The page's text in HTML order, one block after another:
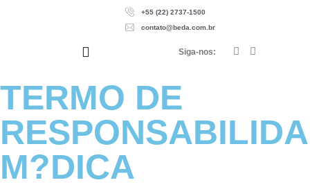
+55 (22) 2737-1500
contato@beda.com.br
Siga-nos:
TERMO DE
M?DICA